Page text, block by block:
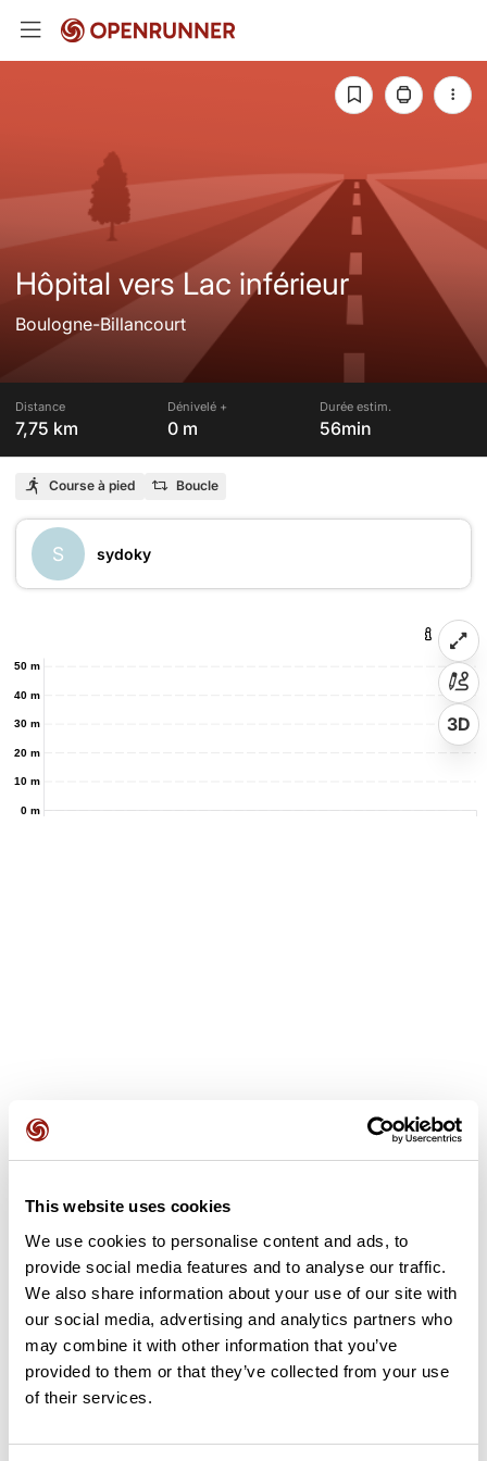
This website uses cookies
We use cookies to personalise content and ads, to
provide social media features and to analyse our traffic.
We also share information about your use of our site with
our social media, advertising and analytics partners who
may combine it with other information that you’ve
provided to them or that they’ve collected from your use
of their services.
Hôpital vers Lac inférieur
Boulogne-Billancourt
Distance
7,75 km
Dénivelé +
0 m
Durée estim.
56min
Course à pied Boucle
S sydoky
0 m
10 m
20 m
30 m
40 m
50 m
3D
Avis des utilisateurs
Soyez le premier à ajouter un avis !
Ajouter un avis